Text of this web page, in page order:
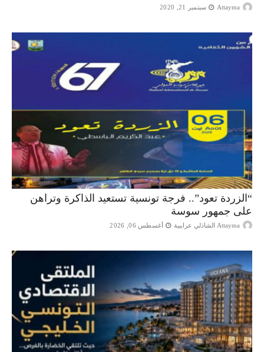
Attayma سبتمبر 21, 2020
“الزردة تعود”.. فرجة تونسية تستعيد الذاكرة وتراهن
على جمهور سوسة
Attayma الشاذلي عرايبية أغسطس 06, 2026